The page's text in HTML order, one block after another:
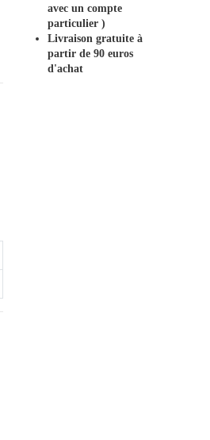
avec un compte
particulier )
Livraison gratuite à
partir de 90 euros
d'achat